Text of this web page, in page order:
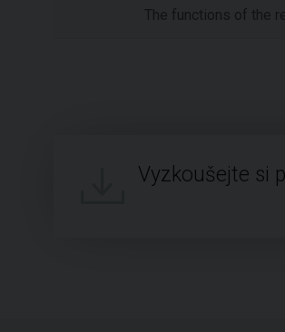
The functions of the
Vyzkoušejte si